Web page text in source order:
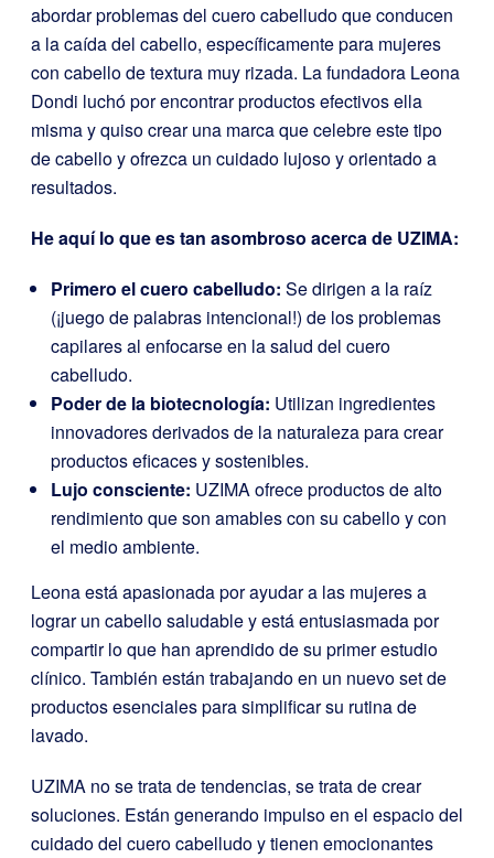
abordar problemas del cuero cabelludo que conducen
a la caída del cabello, específicamente para mujeres
con cabello de textura muy rizada. La fundadora Leona
Dondi luchó por encontrar productos efectivos ella
misma y quiso crear una marca que celebre este tipo
de cabello y ofrezca un cuidado lujoso y orientado a
resultados.
He aquí lo que es tan asombroso acerca de UZIMA:
Primero el cuero cabelludo: Se dirigen a la raíz
(¡juego de palabras intencional!) de los problemas
capilares al enfocarse en la salud del cuero
cabelludo.
Poder de la biotecnología: Utilizan ingredientes
innovadores derivados de la naturaleza para crear
productos eficaces y sostenibles.
Lujo consciente: UZIMA ofrece productos de alto
rendimiento que son amables con su cabello y con
el medio ambiente.
Leona está apasionada por ayudar a las mujeres a
lograr un cabello saludable y está entusiasmada por
compartir lo que han aprendido de su primer estudio
clínico. También están trabajando en un nuevo set de
productos esenciales para simplificar su rutina de
lavado.
UZIMA no se trata de tendencias, se trata de crear
soluciones. Están generando impulso en el espacio del
cuidado del cuero cabelludo y tienen emocionantes